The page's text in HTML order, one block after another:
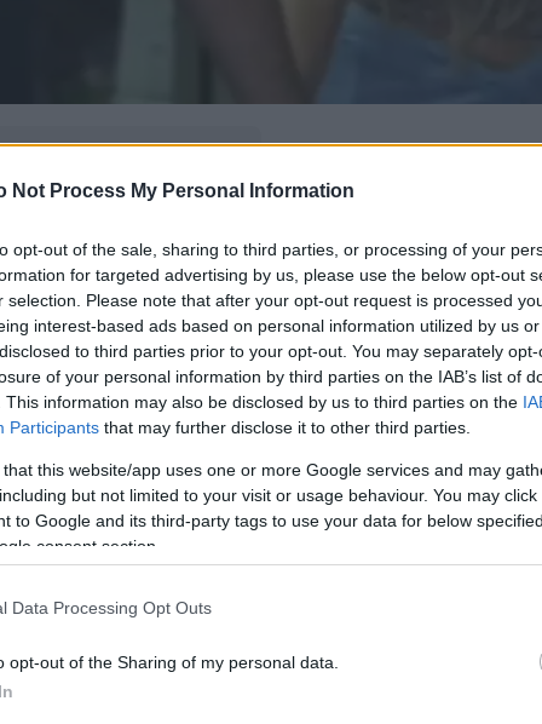
Not Process My Personal Information
opt-out of the sale, sharing to third parties, or processing of your
for targeted advertising by us, please use the below opt-out
selection. Please note that after your opt-out request is processed
interest-based ads based on personal information utilized by us
to third parties prior to your opt-out. You may separately
of your personal information by third parties on the IAB’s list of
This information may also be disclosed by us to third parties on the
Participants that may further disclose it to other third parties.
that this website/app uses one or more Google services and may
but not limited to your visit or usage behaviour. You may
to Google and its third-party tags to use your data for below
consent section.
Data Processing Opt Outs
opt-out of the Sharing of my personal data.
πιο συχνά
επέστρεψαν το βράδυ της
Tae Kwon Do με
Πολλοί ήταν οι καλλιτέχνες
από τον κόσμο.
, η οποία εντυπωσίασε με
της με τον
ο Σαράντης Μαριεττής
και τον σύντροφό της,
Όπως θα δεις, πιασμένοι
ποτέ, αποχώρησαν από το